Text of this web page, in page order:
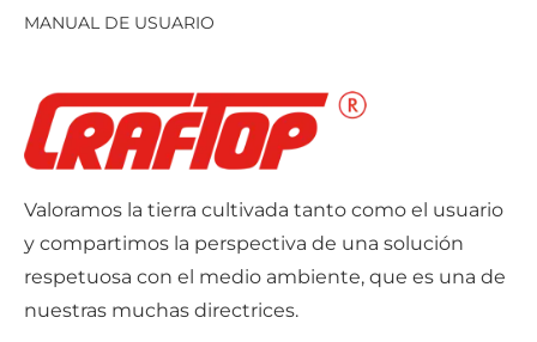
Valoramos la tierra cultivada tanto como el usuario
y compartimos la perspectiva de una solución
respetuosa con el medio ambiente, que es una de
nuestras muchas directrices.
MANUAL DE USUARIO